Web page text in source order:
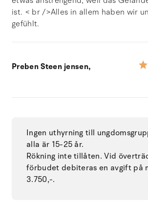
ist. < br />Alles in allem haben wir
gefühlt.
Preben Steen jensen,
Ingen uthyrning till
alla är 15-25 år.
Rökning inte tillåten. Vid
förbudet debiteras en avgift på
3.750,-.